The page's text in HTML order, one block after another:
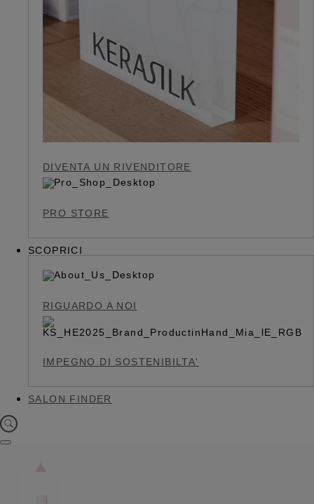
DIVENTA UN RIVENDITORE
PRO STORE
SCOPRICI
RIGUARDO A NOI
IMPEGNO DI SOSTENIBILTA'
SALON FINDER